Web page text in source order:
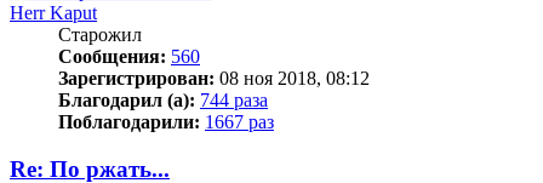
Herr Kaput
Старожил
Сообщения: 560
Зарегистрирован: 08 ноя 2018, 08:12
Благодарил (а): 744 раза
Поблагодарили: 1667 раз
Re: По ржать...